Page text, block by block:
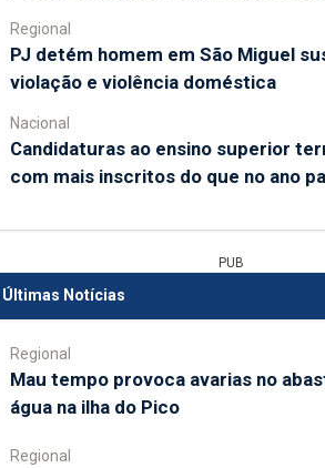
Regional
PJ detém homem em São Miguel
violação e violência doméstica
Nacional
Candidaturas ao ensino superior
com mais inscritos do que no ano
PUB
Últimas Notícias
Regional
Mau tempo provoca avarias no
água na ilha do Pico
Regional